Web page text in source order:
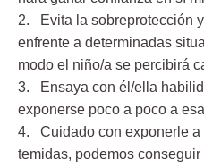
2. Evita la sobreprotección
enfrente a determinadas
modo el niño/a se percibirá
3. Ensaya con él/ella
exponerse poco a poco a
4. Cuidado con exponerle a
temidas, podemos